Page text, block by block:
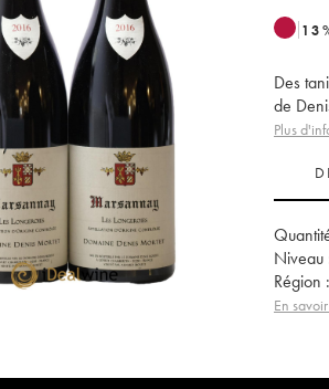
13
Des
de
Plus
Niveau
Région :
En